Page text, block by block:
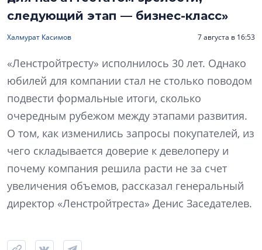
следующий этап — бизнес-класс»
Халмурат Касимов 7 августа в 16:53
«Ленстройтресту» исполнилось 30 лет. Однако
юбилей для компании стал не столько поводом
подвести формальные итоги, сколько
очередным рубежом между этапами развития.
О том, как изменились запросы покупателей, из
чего складывается доверие к девелоперу и
почему компания решила расти не за счет
увеличения объемов, рассказал генеральный
директор «Ленстройтреста» Денис Заседателев.